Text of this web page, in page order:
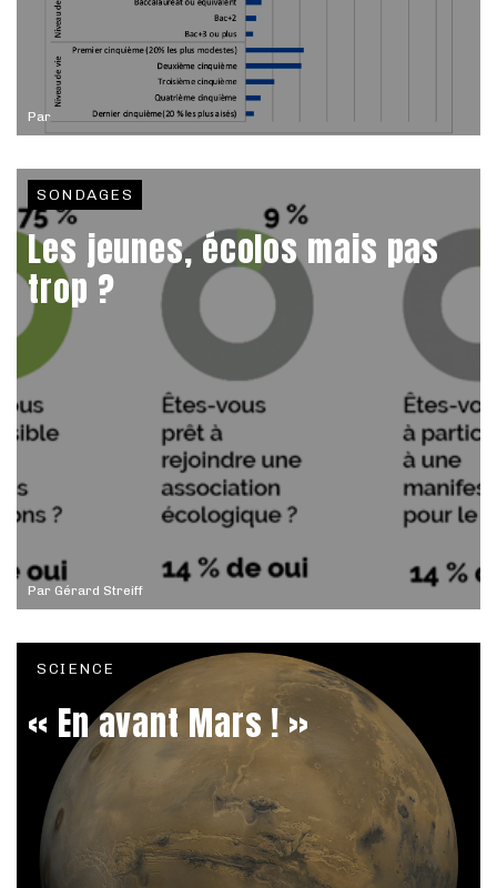
Par
Par Gérard Streiff
SONDAGES
Les jeunes, écolos mais pas
trop ?
SCIENCE
« En avant Mars ! »